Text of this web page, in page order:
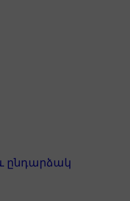
ընդարձակ